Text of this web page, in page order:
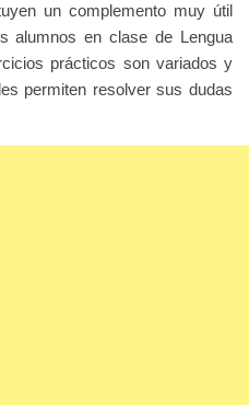
un complemento muy útil
alumnos en clase de Lengua
prácticos son variados y
permiten resolver sus dudas